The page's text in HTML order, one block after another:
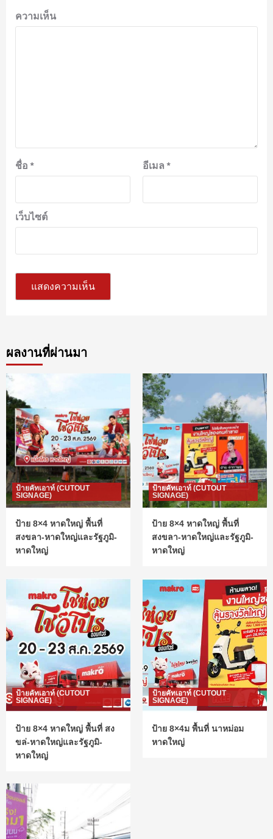
ความเห็น
ชื่อ * อีเมล *
เว็บไซต์
ผลงานที่ผ่านมา
ป้ายคัทเอาท์ (CUTOUT
SIGNAGE)
ป้าย 8×4 หาดใหญ่ พื้นที่
สงขลา-หาดใหญ่และรัฐภูมิ-
หาดใหญ่
ป้ายคัทเอาท์ (CUTOUT
SIGNAGE)
ป้าย 8×4 หาดใหญ่ พื้นที่
สงขลา-หาดใหญ่และรัฐภูมิ-
หาดใหญ่
ป้ายคัทเอาท์ (CUTOUT
SIGNAGE)
ป้าย 8×4 หาดใหญ่ พื้นที่ สง
ขล่-หาดใหญ่และรัฐภูมิ-
หาดใหญ่
ป้ายคัทเอาท์ (CUTOUT
SIGNAGE)
ป้าย 8×4ม พื้นที่ นาหม่อม
หาดใหญ่